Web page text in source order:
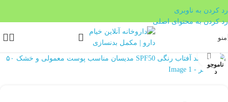
رد کردن به ناوبری
رد کردن به محتوای اصلی
منو
ناموجو
د
بزرگنمایی تصویر